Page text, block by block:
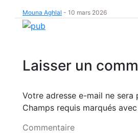
Mouna Aghlal - 10 mars 2026
Laisser un
Votre adresse e-mail ne sera
Champs requis marqués avec
Commentaire